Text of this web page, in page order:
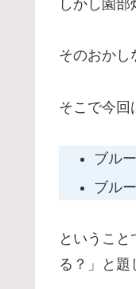
しかし園
そのおかし
そこで今回
ブル
ブル
というこ
る？」と題